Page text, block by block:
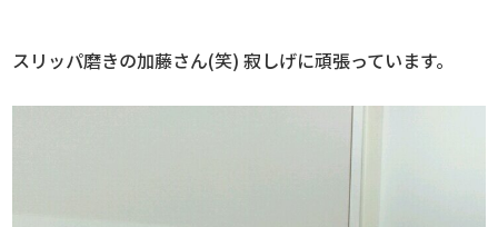
スリッパ磨きの加藤さん(笑) 寂しげに頑張っています。